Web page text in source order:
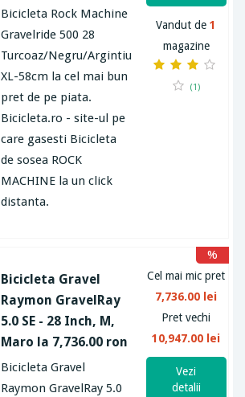
Bicicleta Rock Machine
Gravelride 500 28
Turcoaz/Negru/Argintiu
XL-58cm la cel mai bun
pret de pe piata.
Bicicleta.ro - site-ul pe
care gasesti Bicicleta
de sosea ROCK
MACHINE la un click
distanta.
Vandut de1
magazine
(1)
Bicicleta Gravel
Raymon GravelRay
5.0 SE - 28 Inch, M,
Maro la 7,736.00 ron
Bicicleta Gravel
Raymon GravelRay 5.0
Cel mai mic pret
7,736.00 lei
Pret vechi
10,947.00 lei
%
Vezi
detalii